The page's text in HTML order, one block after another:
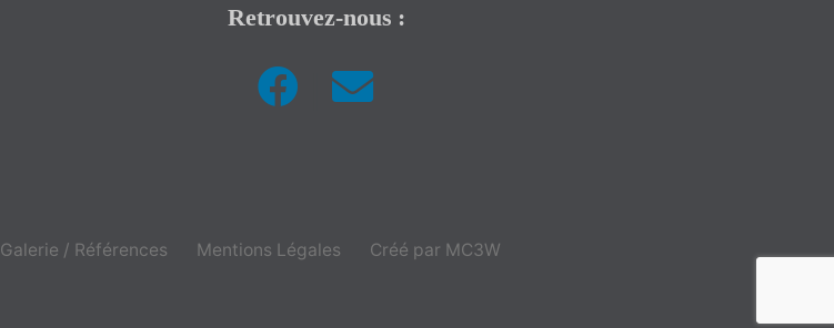
Retrouvez-nous :
|
Galerie / Références Mentions Légales Créé par MC3W